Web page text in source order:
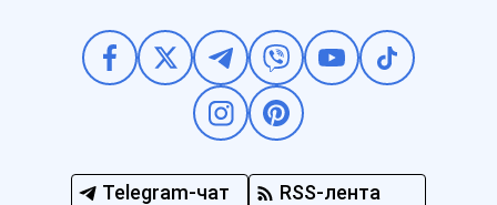
Telegram-чат RSS-лента